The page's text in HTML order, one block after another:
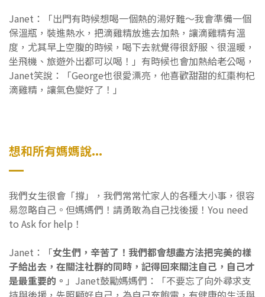
Janet：「出門有時候想喝一個熱的湯好難～我會準備一個
保溫瓶，裝進熱水，把滴雞精放進去加熱，讓滴雞精有溫
度，尤其早上空腹的時候，喝下去就覺得很舒服、很溫暖，
坐飛機、旅遊外出都可以喝！」有時候也會加熱給老公喝，
Janet笑說：「George也很愛漂亮，他喜歡甜甜的紅棗枸杞
滴雞精，讓氣色變好了！」
想和所有媽媽說...
我們女生很會「撐」，我們常常忙家人的各種大小事，很容
易忽略自己。但媽媽們！請勇敢為自己找後援！You need
to Ask for help！
Janet：「女生們，辛苦了！我們都會想盡方法把完美的樣
子給出去，在關注社群的同時，記得回來關注自己，自己才
是最重要的。 」Janet鼓勵媽媽們：「不要忘了向外尋求支